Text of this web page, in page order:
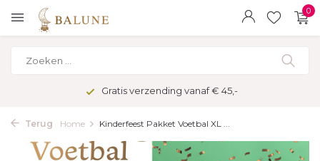
0
Gratis verzending vanaf € 45,-
Terug Home Kinderfeest Pakket Voetbal XL ...